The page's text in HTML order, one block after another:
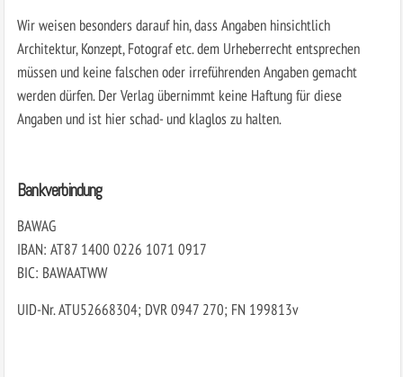
Wir weisen besonders darauf hin, dass Angaben hinsichtlich
Architektur, Konzept, Fotograf etc. dem Urheberrecht entsprechen
müssen und keine falschen oder irreführenden Angaben gemacht
werden dürfen. Der Verlag übernimmt keine Haftung für diese
Angaben und ist hier schad- und klaglos zu halten.
Bankverbindung
BAWAG
IBAN: AT87 1400 0226 1071 0917
BIC: BAWAATWW
UID-Nr. ATU52668304; DVR 0947 270; FN 199813v